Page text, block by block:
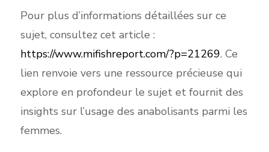
Pour plus d’informations détaillées sur ce
sujet, consultez cet article :
https://www.mifishreport.com/?p=21269. Ce
lien renvoie vers une ressource précieuse qui
explore en profondeur le sujet et fournit des
insights sur l’usage des anabolisants parmi les
femmes.